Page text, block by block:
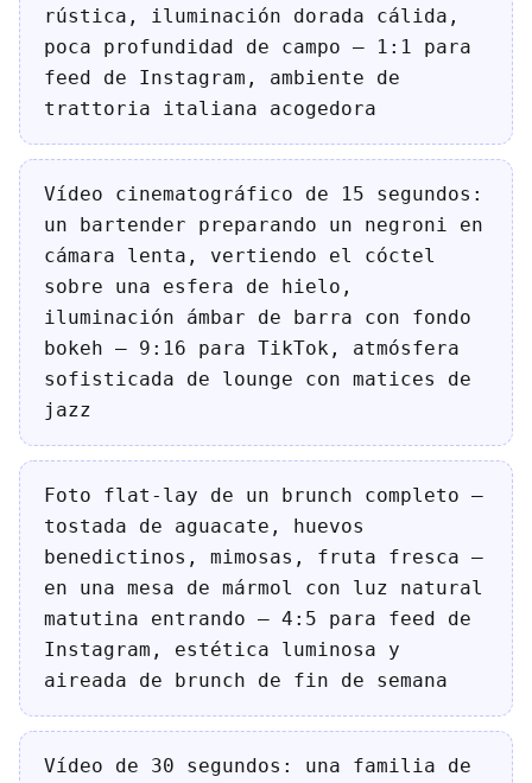
rústica, iluminación dorada cálida,
poca profundidad de campo — 1:1 para
feed de Instagram, ambiente de
trattoria italiana acogedora
Vídeo cinematográfico de 15 segundos:
un bartender preparando un negroni en
cámara lenta, vertiendo el cóctel
sobre una esfera de hielo,
iluminación ámbar de barra con fondo
bokeh — 9:16 para TikTok, atmósfera
sofisticada de lounge con matices de
jazz
Foto flat-lay de un brunch completo —
tostada de aguacate, huevos
benedictinos, mimosas, fruta fresca —
en una mesa de mármol con luz natural
matutina entrando — 4:5 para feed de
Instagram, estética luminosa y
aireada de brunch de fin de semana
Vídeo de 30 segundos: una familia de